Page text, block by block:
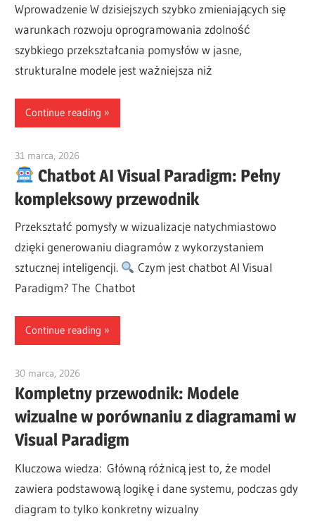
Wprowadzenie W dzisiejszych szybko zmieniających się
warunkach rozwoju oprogramowania zdolność
szybkiego przekształcania pomysłów w jasne,
strukturalne modele jest ważniejsza niż
Continue reading
31 marca, 2026
Chatbot AI Visual Paradigm: Pełny
kompleksowy przewodnik
Przekształć pomysły w wizualizacje natychmiastowo
dzięki generowaniu diagramów z wykorzystaniem
sztucznej inteligencji.
Czym jest chatbot AI Visual
Paradigm? The Chatbot
Continue reading
30 marca, 2026
Kompletny przewodnik: Modele
wizualne w porównaniu z diagramami w
Visual Paradigm
Kluczowa wiedza: Główną różnicą jest to, że model
zawiera podstawową logikę i dane systemu, podczas gdy
diagram to tylko konkretny wizualny